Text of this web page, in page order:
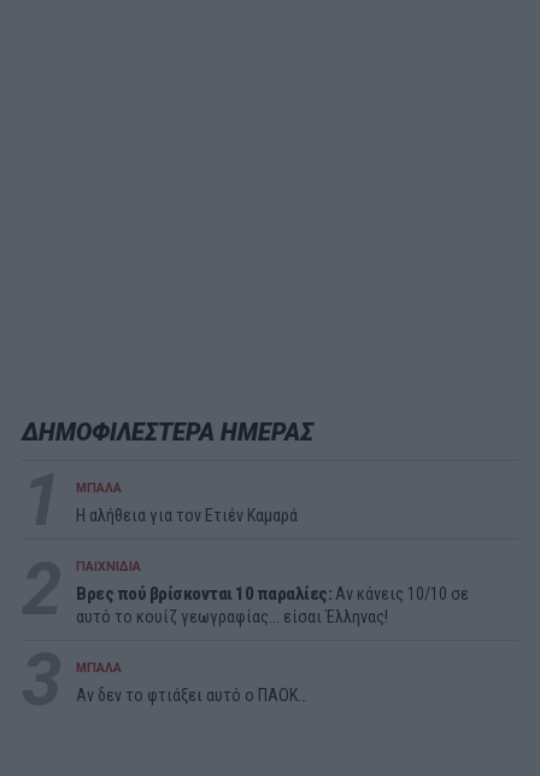
ΔΗΜΟΦΙΛΕΣΤΕΡΑ ΗΜΕΡΑΣ
ΜΠΑΛΑ
Η αλήθεια για τον Ετιέν Καμαρά
ΠΑΙΧΝΙΔΙΑ
Βρες πού βρίσκονται 10 παραλίες: Αν κάνεις 10/10 σε
αυτό το κουίζ γεωγραφίας... είσαι Έλληνας!
ΜΠΑΛΑ
Αν δεν το φτιάξει αυτό ο ΠΑΟΚ…